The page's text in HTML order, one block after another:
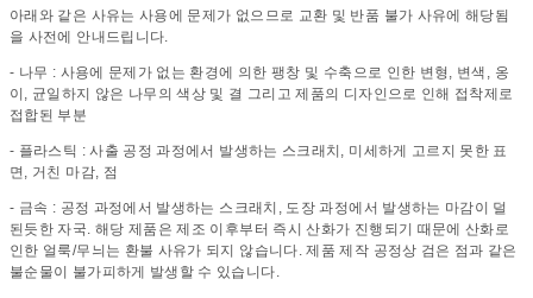
아래와 같은 사유는 사용에 문제가 없으므로 교환 및 반품 불가 사유에 해당됨
을 사전에 안내드립니다.
- 나무 : 사용에 문제가 없는 환경에 의한 팽창 및 수축으로 인한 변형, 변색, 옹
이, 균일하지 않은 나무의 색상 및 결 그리고 제품의 디자인으로 인해 접착제로
접합된 부분
- 플라스틱 : 사출 공정 과정에서 발생하는 스크래치, 미세하게 고르지 못한 표
면, 거친 마감, 점
- 금속 : 공정 과정에서 발생하는 스크래치, 도장 과정에서 발생하는 마감이 덜
된듯한 자국. 해당 제품은 제조 이후부터 즉시 산화가 진행되기 때문에 산화로
인한 얼룩/무늬는 환불 사유가 되지 않습니다. 제품 제작 공정상 검은 점과 같은
불순물이 불가피하게 발생할 수 있습니다.